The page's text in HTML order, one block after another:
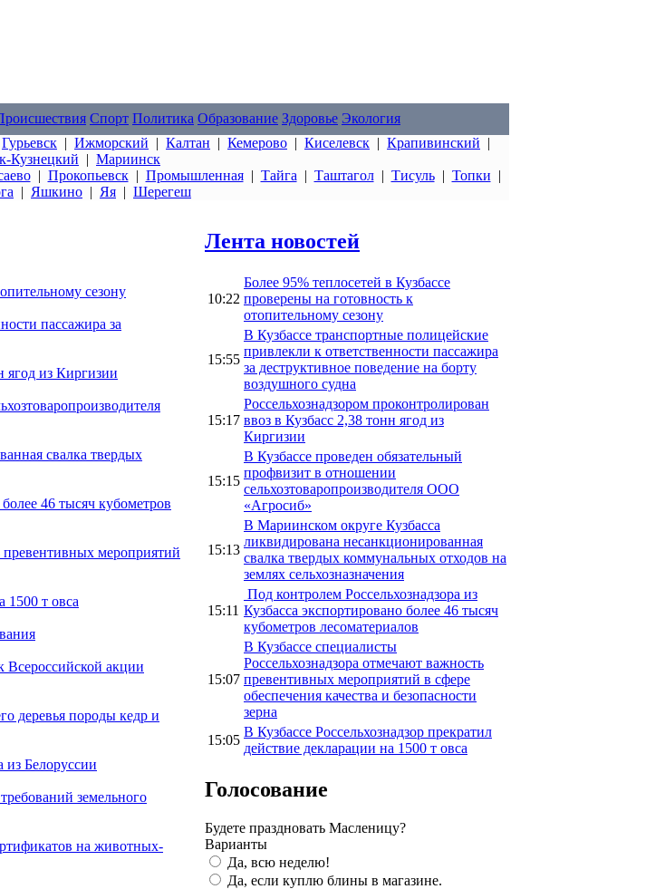
Спорт Политика Образование Здоровье Экология
Гурьевск | Ижморский | Калтан | Кемерово | Киселевск | Крапивинский |
Кузнецкий | Мариинск
| Прокопьевск| Промышленная| Тайга | Таштагол| Тисуль| Топки |
| Яшкино | Яя | Шерегеш
сезону
пассажира за
ягод из Киргизии
свалка твердых
46 тысяч кубометров
превентивных мероприятий
1500 т овса
Всероссийской акции
деревья породы кедр и
из Белоруссии
земельного
на животных-
Лента новостей
10:22
Более 95% теплосетей в Кузбассе
проверены на готовность к
отопительному сезону
15:55
В Кузбассе транспортные полицейские
привлекли к ответственности пассажира
за деструктивное поведение на борту
воздушного судна
15:17
Россельхознадзором проконтролирован
ввоз в Кузбасс 2,38 тонн ягод из
Киргизии
15:15
В Кузбассе проведен обязательный
профвизит в отношении
сельхозтоваропроизводителя ООО
«Агросиб»
15:13
В Мариинском округе Кузбасса
ликвидирована несанкционированная
свалка твердых коммунальных отходов на
землях сельхозназначения
15:11
Под контролем Россельхознадзора из
Кузбасса экспортировано более 46 тысяч
кубометров лесоматериалов
15:07
В Кузбассе специалисты
Россельхознадзора отмечают важность
превентивных мероприятий в сфере
обеспечения качества и безопасности
зерна
15:05
В Кузбассе Россельхознадзор прекратил
действие декларации на 1500 т овса
Голосование
Будете праздновать Масленицу?
Варианты
Да, всю неделю!
Да, если куплю блины в магазине.